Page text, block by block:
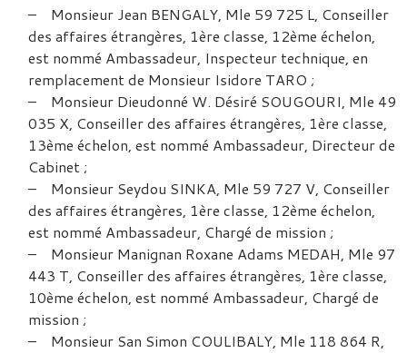
– Monsieur Jean BENGALY, Mle 59 725 L, Conseiller
des affaires étrangères, 1ère classe, 12ème échelon,
est nommé Ambassadeur, Inspecteur technique, en
remplacement de Monsieur Isidore TARO ;
– Monsieur Dieudonné W. Désiré SOUGOURI, Mle 49
035 X, Conseiller des affaires étrangères, 1ère classe,
13ème échelon, est nommé Ambassadeur, Directeur de
Cabinet ;
– Monsieur Seydou SINKA, Mle 59 727 V, Conseiller
des affaires étrangères, 1ère classe, 12ème échelon,
est nommé Ambassadeur, Chargé de mission ;
– Monsieur Manignan Roxane Adams MEDAH, Mle 97
443 T, Conseiller des affaires étrangères, 1ère classe,
10ème échelon, est nommé Ambassadeur, Chargé de
mission ;
– Monsieur San Simon COULIBALY, Mle 118 864 R,